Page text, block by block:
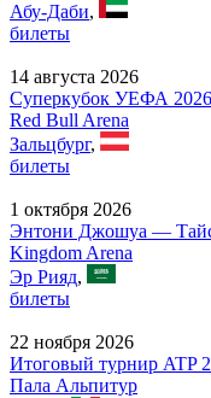
Абу-Даби,
билеты
14 августа 2026
Суперкубок УЕФА 2026
Red Bull Arena
Зальцбург,
билеты
1 октября 2026
Энтони Джошуа —
Kingdom Arena
Эр Рияд,
билеты
22 ноября 2026
Итоговый турнир ATP
Пала Альпитур